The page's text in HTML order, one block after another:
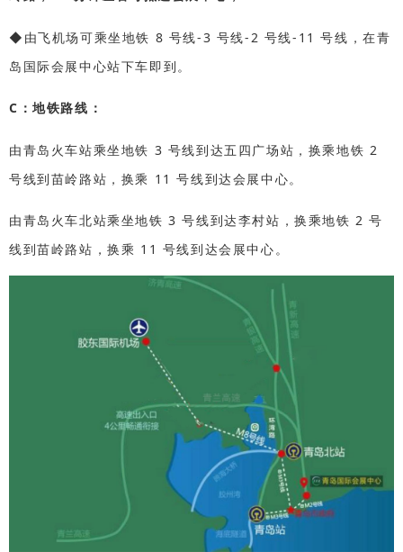
◆由飞机场可乘坐地铁 8 号线-3 号线-2 号线-11 号线，在青
岛国际会展中心站下车即到。
C：地铁路线：
由青岛火车站乘坐地铁 3 号线到达五四广场站，换乘地铁 2
号线到苗岭路站，换乘 11 号线到达会展中心。
由青岛火车北站乘坐地铁 3 号线到达李村站，换乘地铁 2 号
线到苗岭路站，换乘 11 号线到达会展中心。